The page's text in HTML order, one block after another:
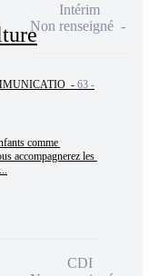
- 63 -
comme
accompagnerez les
Intérim
Non renseigné
CDI